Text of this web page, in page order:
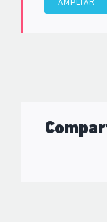
AMPLIAR